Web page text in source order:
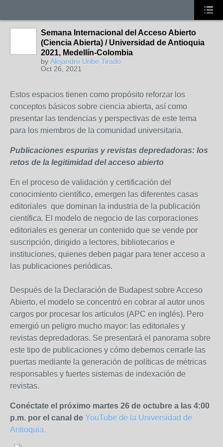
Semana Internacional del Acceso Abierto
(Ciencia Abierta) / Universidad de Antioquia
2021, Medellín-Colombia
by Alejandro Uribe Tirado
Oct 26, 2021
Estos espacios tienen como propósito reforzar los
conceptos básicos sobre ciencia abierta, así como
presentar las tendencias y perspectivas de este tema
para los miembros de la comunidad universitaria.
Publicaciones espurias y revistas depredadoras: los
retos de la legitimidad del acceso abierto
En el proceso de validación y certificación del
conocimiento científico, emergen las diferentes casas
editoriales que dominan la industria de la publicación
científica. El modelo de negocio de las corporaciones
editoriales es generar un contenido que se vende por
suscripción, dirigido a lectores, bibliotecarios e
instituciones, quienes deben pagar para tener acceso a
las publicaciones periódicas.
Después de la Declaración de Budapest sobre Acceso
Abierto, el modelo se concentró en cobrar al autor unos
cargos por procesar los artículos (APC en inglés). Pero
emergió un peligro mucho mayor: las editoriales y
revistas depredadoras. Se presentará el panorama sobre
este tipo de publicaciones y cómo debemos cerrarle las
puertas mediante la generación de políticas de métricas
responsables y fuertes sistemas de indexación de
revistas.
Conéctate el próximo martes 26 de octubre a las 4:00
p.m. por el canal de YouTube de la Universidad de
Antioquia.